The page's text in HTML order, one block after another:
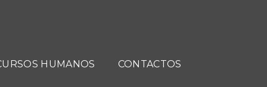
HUMANOS CONTACTOS